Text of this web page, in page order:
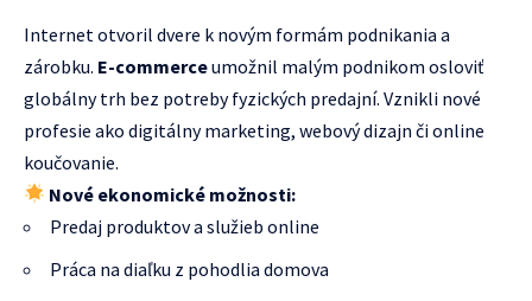
Internet otvoril dvere k novým formám podnikania a
zárobku. E-commerceumožnil malým podnikom osloviť
globálny trh bez potreby fyzických predajní. Vznikli nové
profesie ako digitálny marketing, webový dizajn či online
koučovanie.
Nové ekonomické možnosti:
Predaj produktov a služieb online
Práca na diaľku z pohodlia domova